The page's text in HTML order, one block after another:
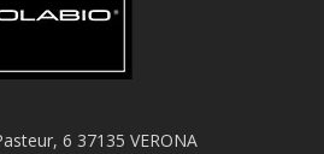
6 37135 VERONA